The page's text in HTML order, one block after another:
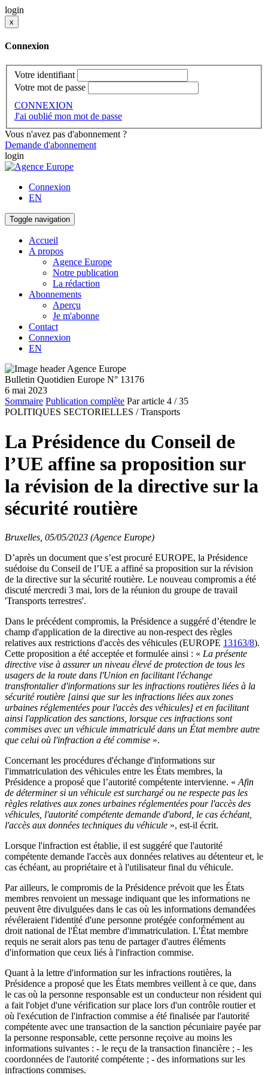
login
x
Connexion
Votre identifiant
Votre mot de passe
CONNEXION
J'ai oublié mon mot de passe
Vous n'avez pas d'abonnement ?
Demande d'abonnement
login
Connexion
EN
Toggle navigation
Accueil
A propos
Agence Europe
Notre publication
La rédaction
Abonnements
Aperçu
Je m'abonne
Contact
Connexion
EN
Bulletin Quotidien Europe N° 13176
6 mai 2023
Sommaire Publication complète Par article 4 / 35
POLITIQUES SECTORIELLES / Transports
La Présidence du Conseil de
l’UE affine sa proposition sur
la révision de la directive sur la
sécurité routière
Bruxelles, 05/05/2023 (Agence Europe)
D’après un document que s’est procuré EUROPE, la Présidence
suédoise du Conseil de l’UE a affiné sa proposition sur la révision
de la directive sur la sécurité routière. Le nouveau compromis a été
discuté mercredi 3 mai, lors de la réunion du groupe de travail
'Transports terrestres'.
Dans le précédent compromis, la Présidence a suggéré d’étendre le
champ d'application de la directive au non-respect des règles
relatives aux restrictions d'accès des véhicules (EUROPE 13163/8).
Cette proposition a été acceptée et formulée ainsi : « La présente
directive vise à assurer un niveau élevé de protection de tous les
usagers de la route dans l'Union en facilitant l'échange
transfrontalier d'informations sur les infractions routières liées à la
sécurité routière [ainsi que sur les infractions liées aux zones
urbaines réglementées pour l'accès des véhicules] et en facilitant
ainsi l'application des sanctions, lorsque ces infractions sont
commises avec un véhicule immatriculé dans un État membre autre
que celui où l'infraction a été commise ».
Concernant les procédures d'échange d'informations sur
l'immatriculation des véhicules entre les États membres, la
Présidence a proposé que l’autorité compétente intervienne. « Afin
de déterminer si un véhicule est surchargé ou ne respecte pas les
règles relatives aux zones urbaines réglementées pour l'accès des
véhicules, l'autorité compétente demande d'abord, le cas échéant,
l'accès aux données techniques du véhicule », est-il écrit.
Lorsque l'infraction est établie, il est suggéré que l'autorité
compétente demande l'accès aux données relatives au détenteur et, le
cas échéant, au propriétaire et à l'utilisateur final du véhicule.
Par ailleurs, le compromis de la Présidence prévoit que les États
membres renvoient un message indiquant que les informations ne
peuvent être divulguées dans le cas où les informations demandées
révéleraient l'identité d'une personne protégée conformément au
droit national de l'État membre d'immatriculation. L'État membre
requis ne serait alors pas tenu de partager d'autres éléments
d'information que ceux liés à l'infraction commise.
Quant à la lettre d'information sur les infractions routières, la
Présidence a proposé que les États membres veillent à ce que, dans
le cas où la personne responsable est un conducteur non résident qui
a fait l'objet d'une vérification sur place lors d'un contrôle routier et
où l'exécution de l'infraction commise a été finalisée par l'autorité
compétente avec une transaction de la sanction pécuniaire payée par
la personne responsable, cette personne reçoive au moins les
informations suivantes : - le reçu de la transaction financière ; - les
coordonnées de l'autorité compétente ; - des informations sur les
infractions commises.